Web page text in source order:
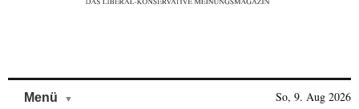
Menü So, 9. Aug 2026